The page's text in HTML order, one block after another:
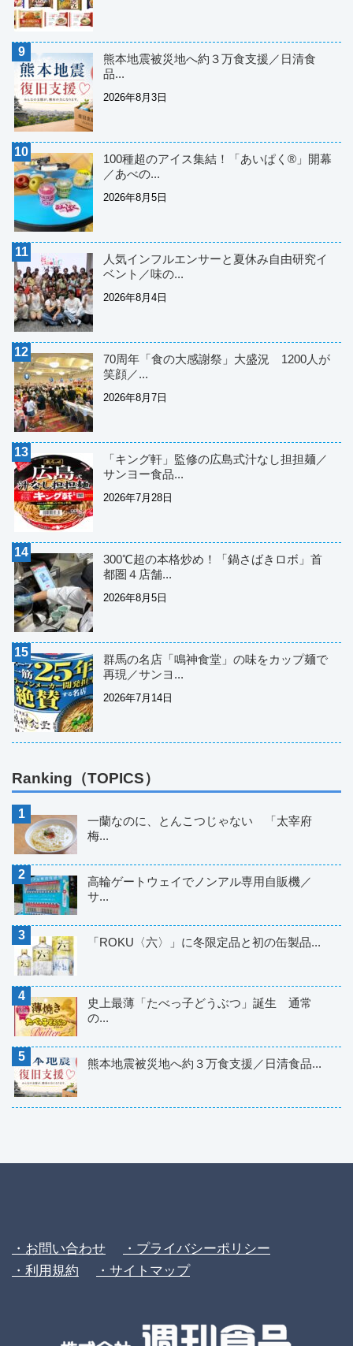
熊本地震被災地へ約３万食支援／日清食
品...
2026年8月3日
100種超のアイス集結！「あいぱく®」開幕
／あべの...
2026年8月5日
人気インフルエンサーと夏休み自由研究イ
ベント／味の...
2026年8月4日
70周年「食の大感謝祭」大盛況 1200人が
笑顔／...
2026年8月7日
「キング軒」監修の広島式汁なし担担麺／
サンヨー食品...
2026年7月28日
300℃超の本格炒め！「鍋さばきロボ」首
都圏４店舗...
2026年8月5日
群馬の名店「鳴神食堂」の味をカップ麺で
再現／サンヨ...
2026年7月14日
Ranking（TOPICS）
一蘭なのに、とんこつじゃない 「太宰府
梅...
高輪ゲートウェイでノンアル専用自販機／
サ...
「ROKU〈六〉」に冬限定品と初の缶製品...
史上最薄「たべっ子どうぶつ」誕生 通常
の...
熊本地震被災地へ約３万食支援／日清食品...
・お問い合わせ
・プライバシーポリシー
・利用規約
・サイトマップ